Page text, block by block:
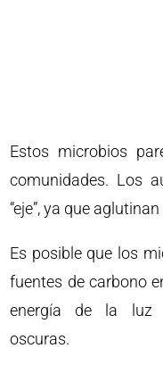
Estos microbios
comunidades. Los
“eje”, ya que
Es posible que los
fuentes de carbono
energía de la luz
oscuras.